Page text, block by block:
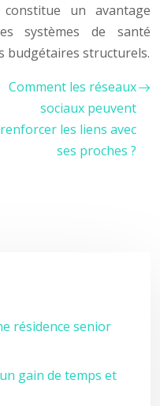
un avantage
systèmes de santé
budgétaires structurels.
Comment les réseaux
sociaux peuvent
renforcer les liens avec
ses proches ?
résidence senior
gain de temps et